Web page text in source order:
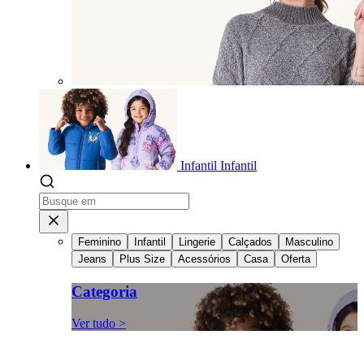
Infantil Infantil
Feminino Infantil Lingerie Calçados
Masculino
Jeans
Plus Size Acessórios Casa Oferta
Categoria
Ver tudo >